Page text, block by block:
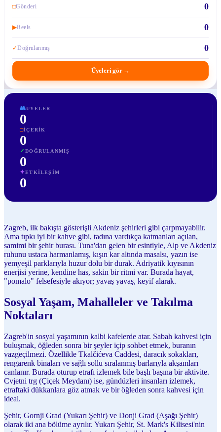
□Gönderi 0
▶Reels 0
✓Doğrulanmış 0
Üyeleri gör →
👥UYELER
0
□İÇERIK
0
✓DOĞRULANMIŞ
0
✦ETKILEŞIM
0
Zagreb, ilk bakışta gösterişli Akdeniz şehirleri gibi çarpmayabilir.
Ama tıpkı iyi bir kahve gibi, tadına vardıkça katmanları açılan,
samimi bir şehir burası. Tuna'dan gelen bir esintiyle, Alp ve Akdeniz
ruhunu ustaca harmanlamış, kışın kar altında masalsı, yazın ise
yemyeşil parklarıyla huzur dolu bir durak. Adriyatik kıyısının
enerjisi yerine, kendine has, sakin bir ritmi var. Burada hayat,
"pomalo" felsefesiyle akıyor; yavaş yavaş, keyif alarak.
Sosyal Yaşam, Mahalleler ve Takılma
Noktaları
Zagreb'in sosyal yaşamının kalbi kafelerde atar. Sabah kahvesi için
buluşmak, öğleden sonra bir şeyler içip sohbet etmek, buranın
vazgeçilmezi. Özellikle Tkalčićeva Caddesi, daracık sokakları,
rengarenk binaları ve sağlı sollu sıralanmış barlarıyla akşamları
canlanır. Burada oturup etrafı izlemek bile başlı başına bir aktivite.
Cvjetni trg (Çiçek Meydanı) ise, gündüzleri insanları izlemek,
etraftaki dükkanlara göz atmak ve bir öğleden sonra kahvesi için
ideal.
Şehir, Gornji Grad (Yukarı Şehir) ve Donji Grad (Aşağı Şehir)
olarak iki ana bölüme ayrılır. Yukarı Şehir, St. Mark's Kilisesi'nin